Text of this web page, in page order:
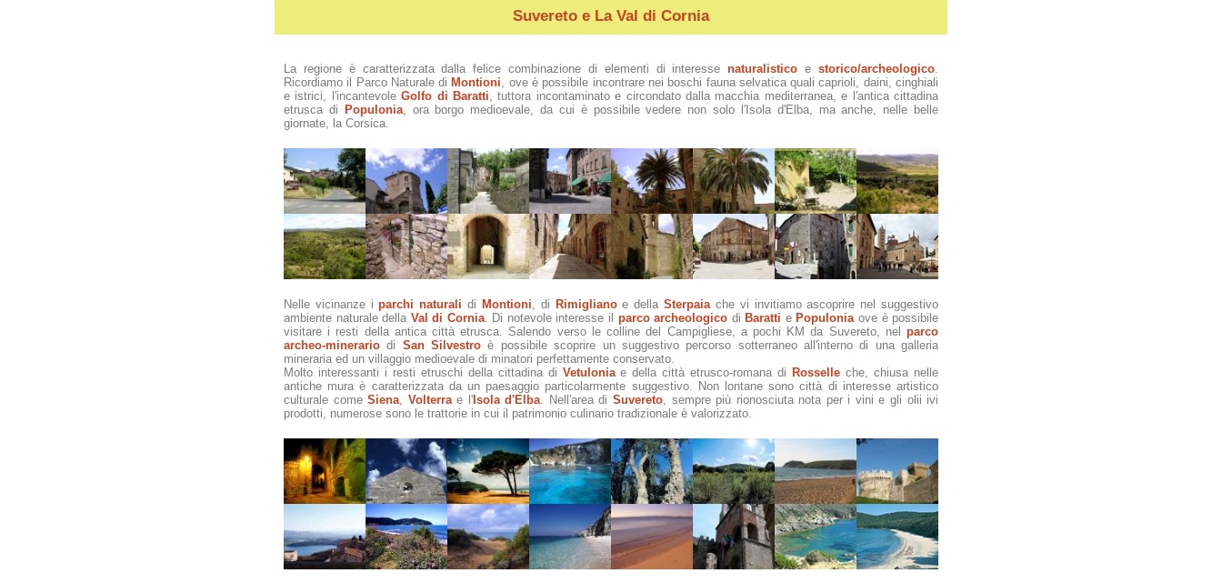
Suvereto e La Val di Cornia
La regione è caratterizzata dalla felice combinazione di elementi di interessenaturalistico estorico/archeologico
Ricordiamo il Parco Naturale diMontioni , ove è possibile incontrare nei boschi fauna selvatica quali caprioli, daini, cinghiali
e istrici, l'incantevoleGolfo di Baratti , tuttora incontaminato e circondato dalla macchia mediterranea, e l'antica cittadina
etrusca di Populonia, ora borgo medioevale, da cui è possibile vedere non solo l'Isola d'Elba, ma anche, nelle belle
giornate, la Corsica.
Nelle vicinanze iparchi naturali di Montioni , di Rimiglianoe dellaSterpaia che vi invitiamo ascoprire nel suggestivo
ambiente naturale della Val di Cornia. Di notevole interesse il parco archeologico diBaratti ePopulonia ove è possibile
visitare i resti della antica città etrusca. Salendo verso le colline del Campigliese, a pochi KM da Suvereto, nel parco
archeo-minerario di San Silvestro è possibile scoprire un suggestivo percorso sotterraneo all'interno di una galleria
mineraria ed un villaggio medioevale di minatori perfettamente conservato.
Molto interessanti i resti etruschi della cittadina di Vetuloniae della città etrusco-romana diRosselle che, chiusa nelle
antiche mura è caratterizzata da un paesaggio particolarmente suggestivo. Non lontane sono città di interesse artistico
culturale comeSiena Volterrae l'Isola d'Elba . Nell'area di Suvereto , sempre più rionosciuta nota per i vini e gli olii ivi
prodotti, numerose sono le trattorie in cui il patrimonio culinario tradizionale è valorizzato.